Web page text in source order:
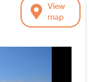
View
map